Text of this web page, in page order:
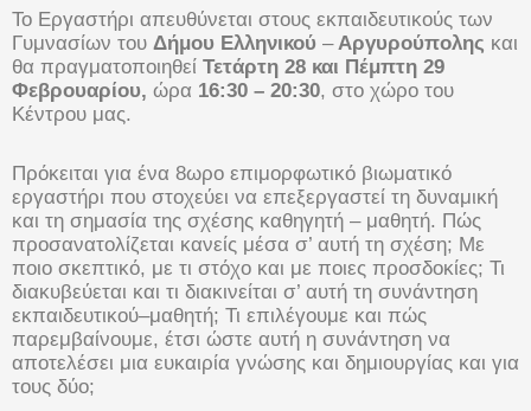
Το Εργαστήρι απευθύνεται στους εκπαιδευτικούς των
Γυμνασίων του Δήμου Ελληνικού –Αργυρούπολης και
θα πραγματοποιηθεί Τετάρτη 28 και Πέμπτη 29
Φεβρουαρίου, ώρα 16:30 – 20:30, στο χώρο του
Κέντρου μας.
Πρόκειται για ένα 8ωρο επιμορφωτικό βιωματικό
εργαστήρι που στοχεύει να επεξεργαστεί τη δυναμική
και τη σημασία της σχέσης καθηγητή – μαθητή. Πώς
προσανατολίζεται κανείς μέσα σ’ αυτή τη σχέση; Με
ποιο σκεπτικό, με τι στόχο και με ποιες προσδοκίες; Τι
διακυβεύεται και τι διακινείται σ’ αυτή τη συνάντηση
εκπαιδευτικού–μαθητή; Τι επιλέγουμε και πώς
παρεμβαίνουμε, έτσι ώστε αυτή η συνάντηση να
αποτελέσει μια ευκαιρία γνώσης και δημιουργίας και για
τους δύο;